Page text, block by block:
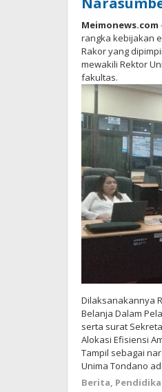
Meimonews.com
rangka kebijakan
Rakor yang
mewakili Rektor
fakultas.
Dilaksanakannya
Belanja Dalam
serta surat
Alokasi Efisiensi
Tampil sebagai
Unima Tondano
Berita,